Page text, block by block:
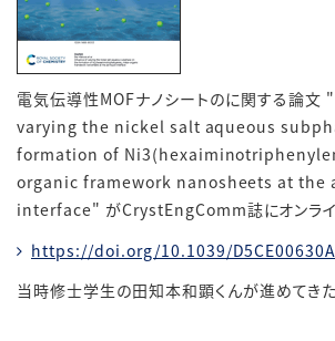
電気伝導性MOFナノシートのに関する論文
varying the nickel salt aqueous
formation of
organic framework nanosheets at
interface" がCrystEngComm誌にオンラ
https://doi.org/10.1039/D5CE00630A
当時修士学生の田知本和顕くんが進めてきた